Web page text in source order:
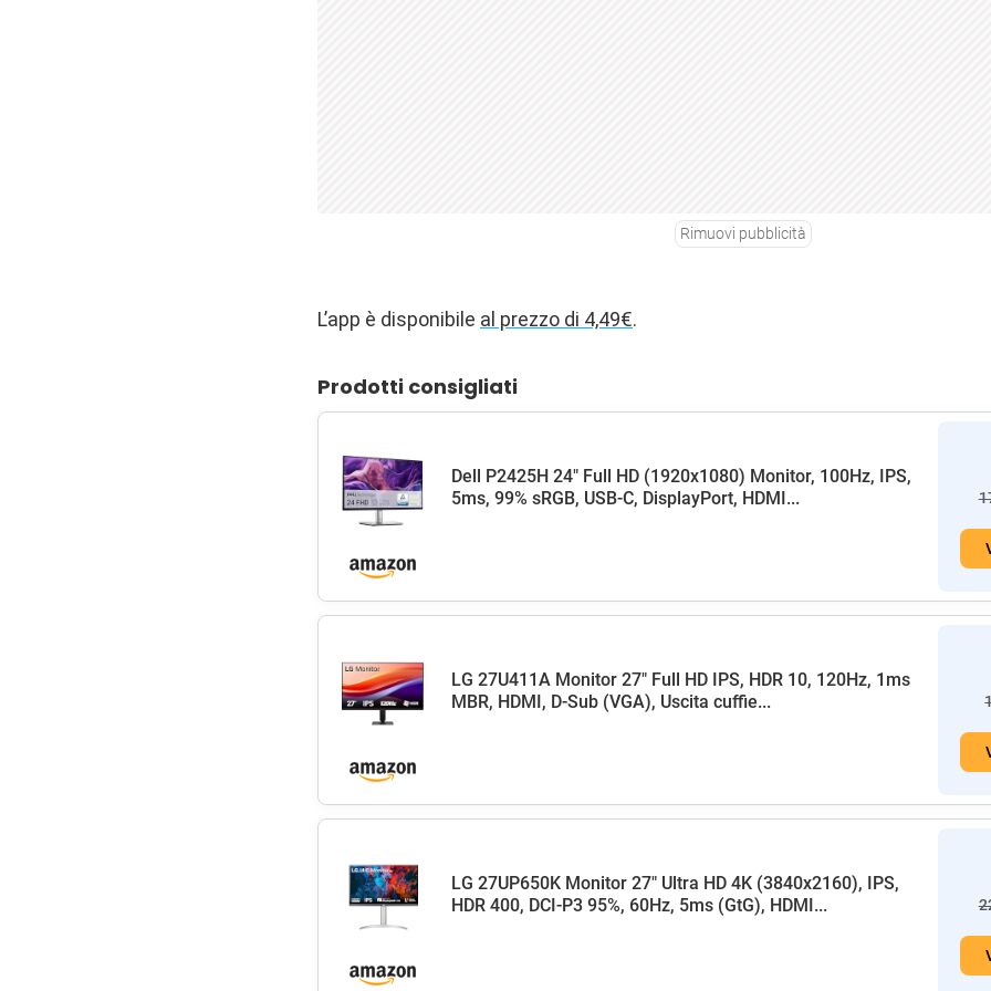
Rimuovi pubblicità
L’app è disponibile al prezzo di 4,49€.
Prodotti consigliati
Dell P2425H 24" Full HD (1920x1080) Monitor, 100Hz, IPS,
5ms, 99% sRGB, USB-C, DisplayPort, HDMI...
LG 27U411A Monitor 27" Full HD IPS, HDR 10, 120Hz, 1ms
MBR, HDMI, D-Sub (VGA), Uscita cuffie...
LG 27UP650K Monitor 27" Ultra HD 4K (3840x2160), IPS,
HDR 400, DCI-P3 95%, 60Hz, 5ms (GtG), HDMI...